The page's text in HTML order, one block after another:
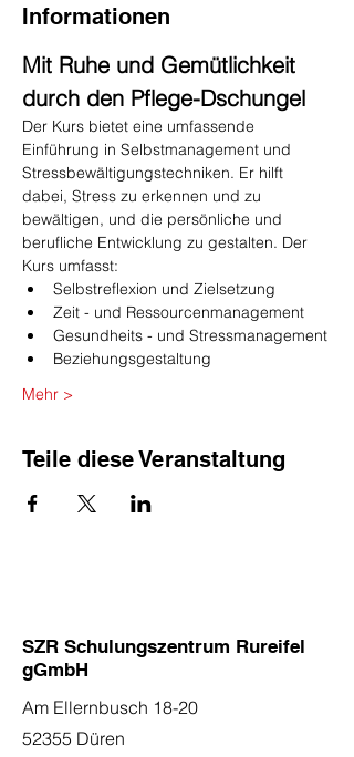
Informationen
Mit Ruhe und Gemütlichkeit
durch den Pflege-Dschungel
Der Kurs bietet eine umfassende
Einführung in Selbstmanagement und
Stressbewältigungstechniken. Er hilft
dabei, Stress zu erkennen und zu
bewältigen, und die persönliche und
berufliche Entwicklung zu gestalten. Der
Kurs umfasst:
Selbstreflexion und Zielsetzung
Zeit - und Ressourcenmanagement
Gesundheits - und Stressmanagement
Beziehungsgestaltung
Mehr >
Teile diese Veranstaltung
SZR Schulungszentrum Rureifel
gGmbH
Am Ellernbusch 18-20
52355 Düren